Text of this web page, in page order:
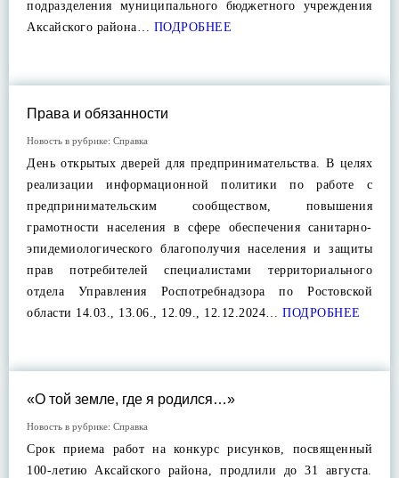
подразделения муниципального бюджетного учреждения
Аксайского района… ПОДРОБНЕЕ
Права и обязанности
Новость в рубрике: Справка
День открытых дверей для предпринимательства. В целях
реализации информационной политики по работе с
предпринимательским сообществом, повышения
грамотности населения в сфере обеспечения санитарно-
эпидемиологического благополучия населения и защиты
прав потребителей специалистами территориального
отдела Управления Роспотребнадзора по Ростовской
области 14.03., 13.06., 12.09., 12.12.2024… ПОДРОБНЕЕ
«О той земле, где я родился…»
Новость в рубрике: Справка
Срок приема работ на конкурс рисунков, посвященный
100-летию Аксайского района, продлили до 31 августа.